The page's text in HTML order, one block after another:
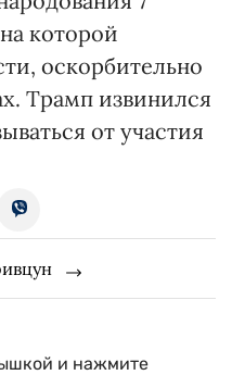
которой
оскорбительно
Трамп извинился
от участия
и нажмите